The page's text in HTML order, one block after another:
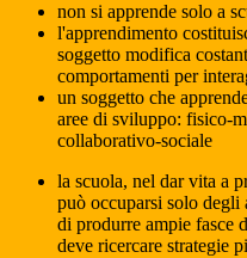
non si apprende solo a
l'apprendimento
soggetto modifica
comportamenti per
un soggetto che
aree di sviluppo: fisico-
collaborativo-sociale
la scuola, nel dar vita a
può occuparsi solo degli
di produrre ampie fasce
deve ricercare strategie